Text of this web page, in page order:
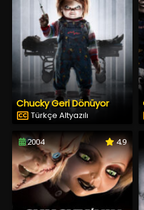
Chucky Geri Dönüyor
Türkçe Altyazılı
2004 4.9